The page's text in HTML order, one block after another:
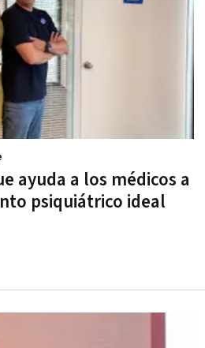
ayuda a los médicos a
psiquiátrico ideal